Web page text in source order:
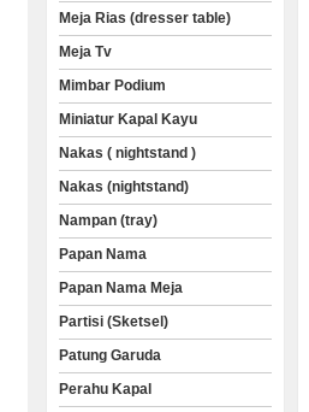
Meja Rias (dresser table)
Meja Tv
Mimbar Podium
Miniatur Kapal Kayu
Nakas ( nightstand )
Nakas (nightstand)
Nampan (tray)
Papan Nama
Papan Nama Meja
Partisi (Sketsel)
Patung Garuda
Perahu Kapal